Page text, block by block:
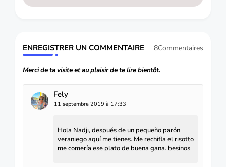
ENREGISTRER UN COMMENTAIRE 8Commentaires
Merci de ta visite et au plaisir de te lire bientôt.
Fely
11 septembre 2019 à 17:33
Hola Nadji, después de un pequeño parón
veraniego aquí me tienes. Me rechifla el risotto
me comería ese plato de buena gana. besinos